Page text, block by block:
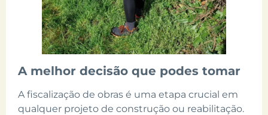
A melhor decisão que podes tomar
A fiscalização de obras é uma etapa crucial em
qualquer projeto de construção ou reabilitação.